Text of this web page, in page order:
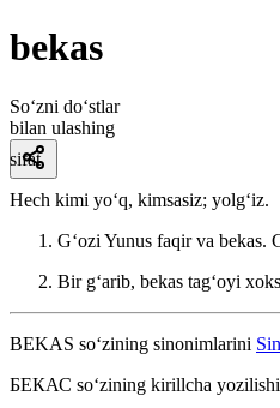
bekas
So‘zni do‘stlar
bilan ulashing
sifat
Hech kimi yoʻq, kimsasiz; yolgʻiz.
Gʻozi Yunus faqir va bekas.
Bir gʻarib, bekas tagʻoyi
BEKAS so‘zining sinonimlarini
БЕКАС so‘zining kirillcha yozilishi